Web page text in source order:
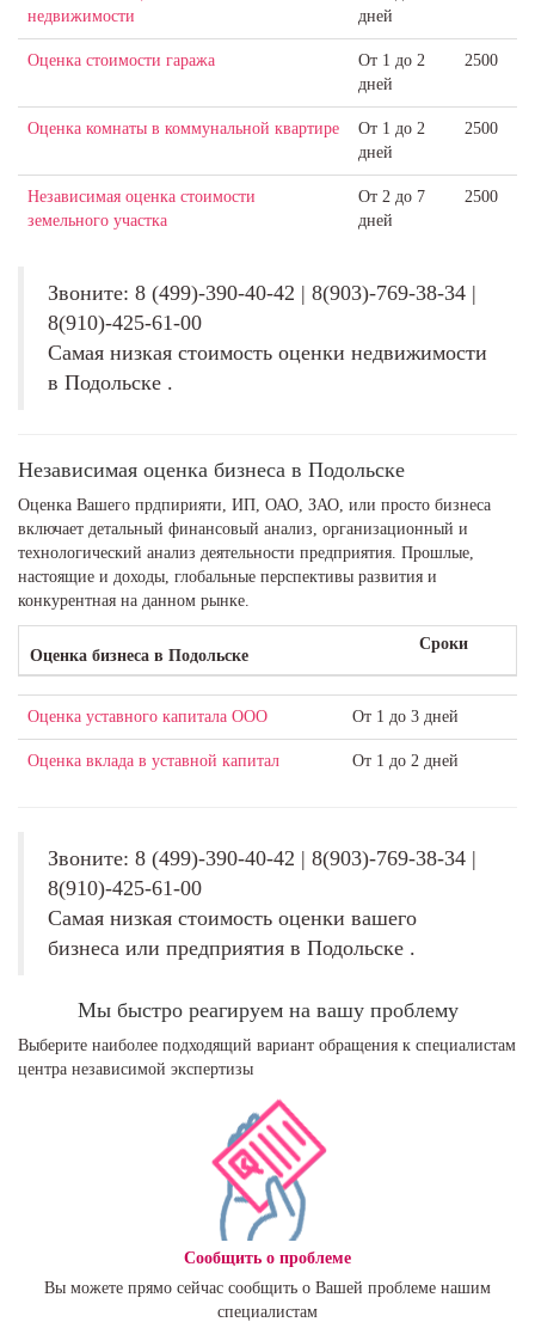
недвижимости
дней
Оценка стоимости гаража
От 1 до 2
дней
2500
Оценка комнаты в коммунальной квартире
От 1 до 2
дней
2500
Независимая оценка стоимости
земельного участка
От 2 до 7
дней
2500
Звоните: 8 (499)-390-40-42 | 8(903)-769-38-34 |
8(910)-425-61-00
Самая низкая стоимость оценки недвижимости
в Подольске .
Независимая оценка бизнеса в Подольске
Оценка Вашего прдпирияти, ИП, ОАО, ЗАО, или просто бизнеса
включает детальный финансовый анализ, организационный и
технологический анализ деятельности предприятия. Прошлые,
настоящие и доходы, глобальные перспективы развития и
конкурентная на данном рынке.
Оценка бизнеса в Подольске
Сроки
Оценка уставного капитала ООО От 1 до 3 дней
Оценка вклада в уставной капитал От 1 до 2 дней
Звоните: 8 (499)-390-40-42 | 8(903)-769-38-34 |
8(910)-425-61-00
Самая низкая стоимость оценки вашего
бизнеса или предприятия в Подольске .
Мы быстро реагируем на вашу проблему
Выберите наиболее подходящий вариант обращения к специалистам
центра независимой экспертизы
Сообщить о проблеме
Вы можете прямо сейчас сообщить о Вашей проблеме нашим
специалистам